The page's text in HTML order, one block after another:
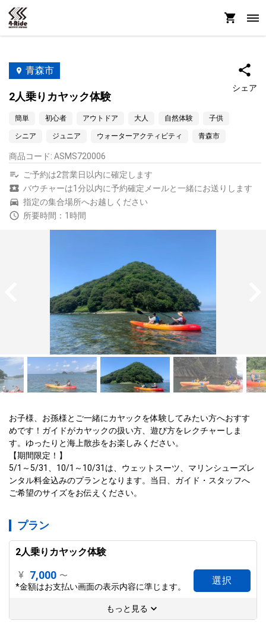
青森市
2人乗りカヤック体験
シェア
簡単 初心者 アウトドア 大人 自然体験 子供
シニア ジュニア ウォーターアクティビティ 青森市
商品コード: ASMS720006
ご予約は2営業日以内に確定します
バウチャーは1分以内に予約確定メールと一緒にお送りします
指定の集合場所へお越しください
所要時間：1時間
お子様、お孫様とご一緒にカヤックを体験してみたい方へおすす
めです！ガイドがカヤックの扱い方、遊び方をレクチャーしま
す。ゆったりと海上散歩をお楽しみください。
【期間限定！】
5/1～5/31、10/1～10/31は、ウェットスーツ、マリンシューズレ
ンタル料金込みのプランとなります。当日、ガイド・スタッフへ
ご希望のサイズをお伝えください。
プラン
2人乗りカヤック体験
¥ 7,000 〜
*金額はお支払い画面の表示内容に準じます。
選択
もっと見る